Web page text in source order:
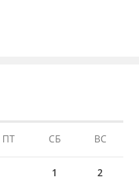
ПТ СБ ВС
1 2